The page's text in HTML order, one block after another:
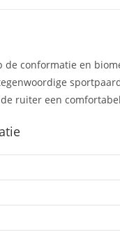
de conformatie en
ruiter een